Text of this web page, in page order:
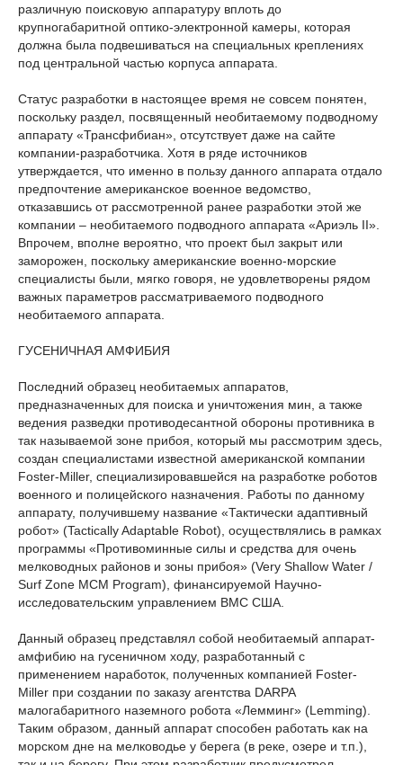
различную поисковую аппаратуру вплоть до
крупногабаритной оптико-электронной камеры, которая
должна была подвешиваться на специальных креплениях
под центральной частью корпуса аппарата.
Статус разработки в настоящее время не совсем понятен,
поскольку раздел, посвященный необитаемому подводному
аппарату «Трансфибиан», отсутствует даже на сайте
компании-разработчика. Хотя в ряде источников
утверждается, что именно в пользу данного аппарата отдало
предпочтение американское военное ведомство,
отказавшись от рассмотренной ранее разработки этой же
компании – необитаемого подводного аппарата «Ариэль II».
Впрочем, вполне вероятно, что проект был закрыт или
заморожен, поскольку американские военно-морские
специалисты были, мягко говоря, не удовлетворены рядом
важных параметров рассматриваемого подводного
необитаемого аппарата.
ГУСЕНИЧНАЯ АМФИБИЯ
Последний образец необитаемых аппаратов,
предназначенных для поиска и уничтожения мин, а также
ведения разведки противодесантной обороны противника в
так называемой зоне прибоя, который мы рассмотрим здесь,
создан специалистами известной американской компании
Foster-Miller, специализировавшейся на разработке роботов
военного и полицейского назначения. Работы по данному
аппарату, получившему название «Тактически адаптивный
робот» (Tactically Adaptable Robot), осуществлялись в рамках
программы «Противоминные силы и средства для очень
мелководных районов и зоны прибоя» (Very Shallow Water /
Surf Zone MCM Program), финансируемой Научно-
исследовательским управлением ВМС США.
Данный образец представлял собой необитаемый аппарат-
амфибию на гусеничном ходу, разработанный с
применением наработок, полученных компанией Foster-
Miller при создании по заказу агентства DARPA
малогабаритного наземного робота «Лемминг» (Lemming).
Таким образом, данный аппарат способен работать как на
морском дне на мелководье у берега (в реке, озере и т.п.),